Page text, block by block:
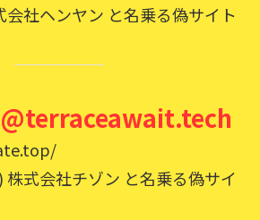
会社ヘンヤン と名乗る偽サイト
株式会社チゾン と名乗る偽サイ